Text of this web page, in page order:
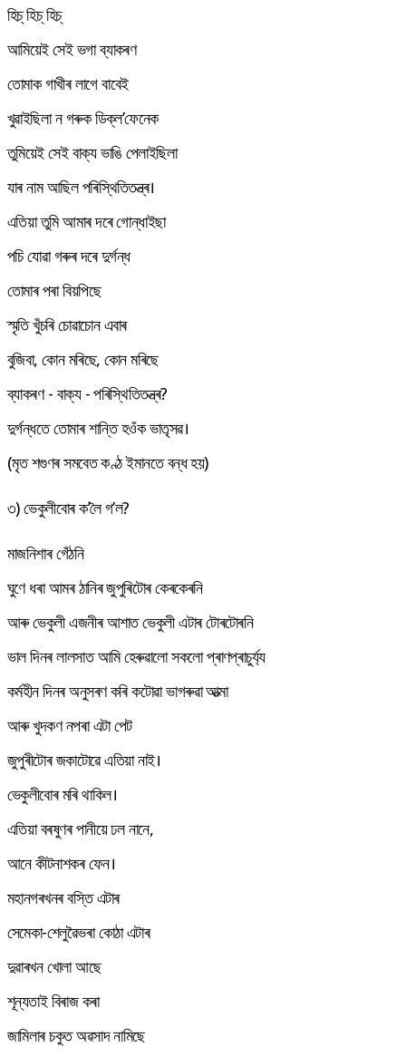
হিচ্ হিচ্ হিচ্
আমিয়েই সেই ভগা ব্যাকৰণ
তোমাক গাখীৰ লাগে বাবেই
খুৱাইছিলা ন গৰুক ডিক্ল’ফেনেক
তুমিয়েই সেই বাক্য ভাঙি পেলাইছিলা
যাৰ নাম আছিল পৰিস্থিতিতন্ত্ৰ।
এতিয়া তুমি আমাৰ দৰে গোন্ধাইছা
পচি যোৱা গৰুৰ দৰে দুৰ্গন্ধ
তোমাৰ পৰা বিয়পিছে
স্মৃতি খুঁচৰি চোৱাচোন এবাৰ
বুজিবা, কোন মৰিছে, কোন মৰিছে
ব্যাকৰণ - বাক্য - পৰিস্থিতিতন্ত্ৰ?
দুৰ্গন্ধতে তোমাৰ শান্তি হওঁক ভাতৃসৱ।
(মৃত শগুণৰ সমবেত কণ্ঠ ইমানতে বন্ধ হয়)
৩) ভেকুলীবোৰ ক’লৈ গ’ল?
মাজনিশাৰ গেঁঠনি
ঘুণে ধৰা আমৰ ঠানিৰ জুপুৰিটোৰ কেৰকেৰনি
আৰু ভেকুলী এজনীৰ আশাত ভেকুলী এটাৰ টোৰটোৰনি
ভাল দিনৰ লালসাত আমি হেৰুৱালো সকলো প্ৰাণপ্ৰাচুৰ্য্য
কৰ্মহীন দিনৰ অনুসৰণ কৰি কটোৱা ভাগৰুৱা আত্মা
আৰু খুদকণ নপৰা এটা পেট
জুপুৰীটোৰ জকাটোৱে এতিয়া নাই।
ভেকুলীবোৰ মৰি থাকিল।
এতিয়া বৰষুণৰ পানীয়ে ঢল নানে,
আনে কীটনাশকৰ ফেন।
মহানগৰখনৰ বস্তি এটাৰ
সেমেকা-শেলুৱৈভৰা কোঠা এটাৰ
দুৱাৰখন খোলা আছে
শূন্যতাই বিৰাজ কৰা
জামিলাৰ চকুত অৱসাদ নামিছে